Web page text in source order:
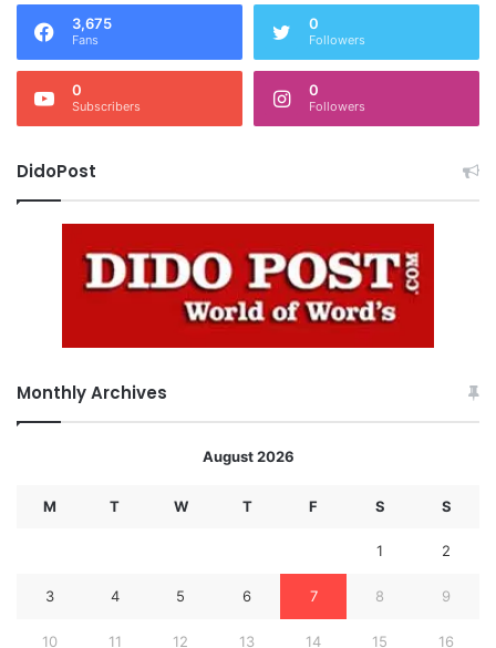
3,675
Fans
0
Followers
0
Subscribers
0
Followers
DidoPost
Monthly Archives
August 2026
M T W T F S S
1 2
3 4 5 6 7 8 9
10 11 12 13 14 15 16